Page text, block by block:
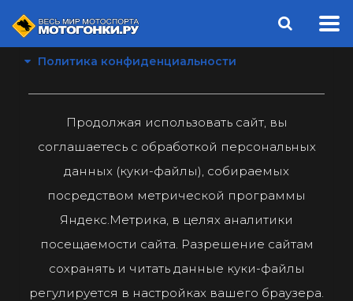
Политика конфиденциальности
Продолжая использовать сайт, вы
соглашаетесь с обработкой персональных
данных (куки-файлы), собираемых
посредством метрической программы
Яндекс.Метрика, в целях аналитики
посещаемости сайта. Разрешение сайтам
сохранять и читать данные куки-файлы
регулируется в настройках вашего браузера.